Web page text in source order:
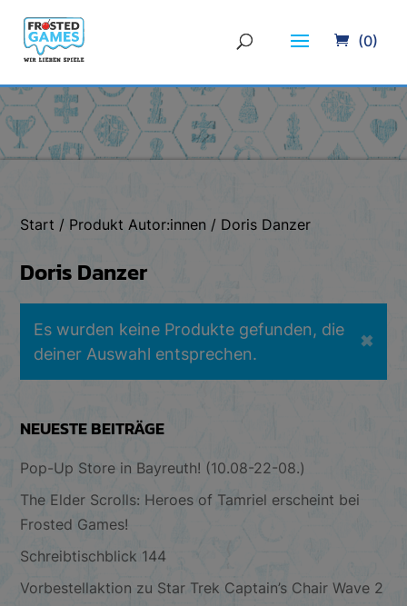
(0)
Start / Produkt Autor:innen / Doris Danzer
Doris Danzer
Es wurden keine Produkte gefunden, die
deiner Auswahl entsprechen.
✖
NEUESTE BEITRÄGE
Pop-Up Store in Bayreuth! (10.08-22-08.)
The Elder Scrolls: Heroes of Tamriel erscheint bei
Frosted Games!
Schreibtischblick 144
Vorbestellaktion zu Star Trek Captain’s Chair Wave 2